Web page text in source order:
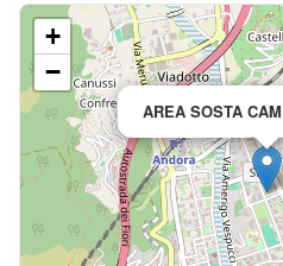
AREA SOSTA
+
−